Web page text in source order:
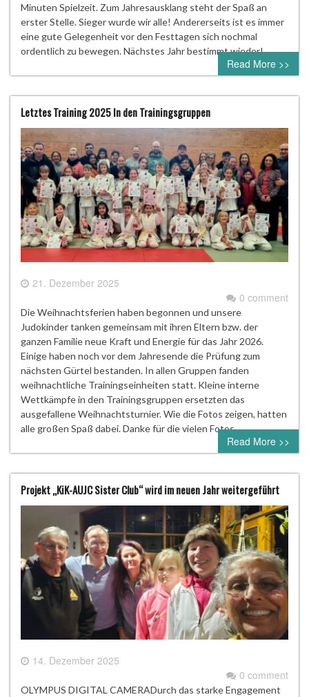
Minuten Spielzeit. Zum Jahresausklang steht der Spaß an
erster Stelle. Sieger wurde wir alle! Andererseits ist es immer
eine gute Gelegenheit vor den Festtagen sich nochmal
ordentlich zu bewegen. Nächstes Jahr bestimmt wieder!
Read More >>
Letztes Training 2025 In den Trainingsgruppen
21. Dezember 2025
0 comment
Die Weihnachtsferien haben begonnen und unsere
Judokinder tanken gemeinsam mit ihren Eltern bzw. der
ganzen Familie neue Kraft und Energie für das Jahr 2026.
Einige haben noch vor dem Jahresende die Prüfung zum
nächsten Gürtel bestanden. In allen Gruppen fanden
weihnachtliche Trainingseinheiten statt. Kleine interne
Wettkämpfe in den Trainingsgruppen ersetzten das
ausgefallene Weihnachtsturnier. Wie die Fotos zeigen, hatten
alle großen Spaß dabei. Danke für die vielen Fotos.
Read More >>
Projekt „KiK-AUJC Sister Club“ wird im neuen Jahr weitergeführt
14. Dezember 2025
0 comment
OLYMPUS DIGITAL CAMERADurch das starke Engagement